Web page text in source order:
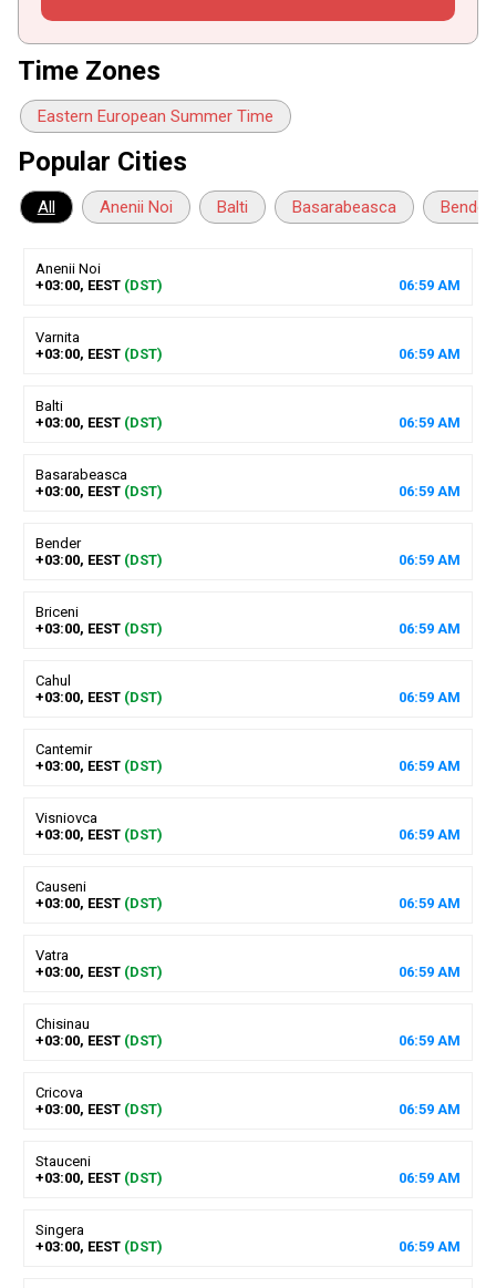
Time Zones
Eastern European Summer Time
Popular Cities
All Anenii Noi Balti Basarabeasca Bender
Anenii Noi
+03:00, EEST (DST) 06:59 AM
Varnita
+03:00, EEST (DST) 06:59 AM
Balti
+03:00, EEST (DST) 06:59 AM
Basarabeasca
+03:00, EEST (DST) 06:59 AM
Bender
+03:00, EEST (DST) 06:59 AM
Briceni
+03:00, EEST (DST) 06:59 AM
Cahul
+03:00, EEST (DST) 06:59 AM
Cantemir
+03:00, EEST (DST) 06:59 AM
Visniovca
+03:00, EEST (DST) 06:59 AM
Causeni
+03:00, EEST (DST) 06:59 AM
Vatra
+03:00, EEST (DST) 06:59 AM
Chisinau
+03:00, EEST (DST) 06:59 AM
Cricova
+03:00, EEST (DST) 06:59 AM
Stauceni
+03:00, EEST (DST) 06:59 AM
Singera
+03:00, EEST (DST) 06:59 AM